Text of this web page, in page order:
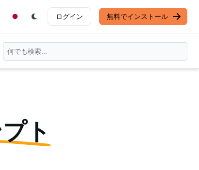
ログイン 無料でインストール
ト